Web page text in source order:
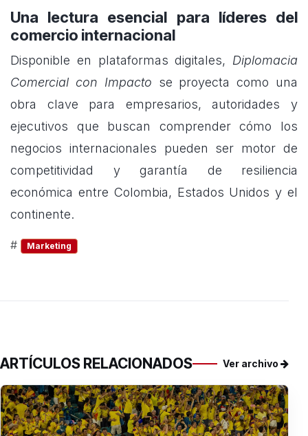
Una lectura esencial para líderes del
comercio internacional
Disponible en plataformas digitales, Diplomacia
Comercial con Impacto se proyecta como una
obra clave para empresarios, autoridades y
ejecutivos que buscan comprender cómo los
negocios internacionales pueden ser motor de
competitividad y garantía de resiliencia
económica entre Colombia, Estados Unidos y el
continente.
# Marketing
ARTÍCULOS RELACIONADOS Ver archivo